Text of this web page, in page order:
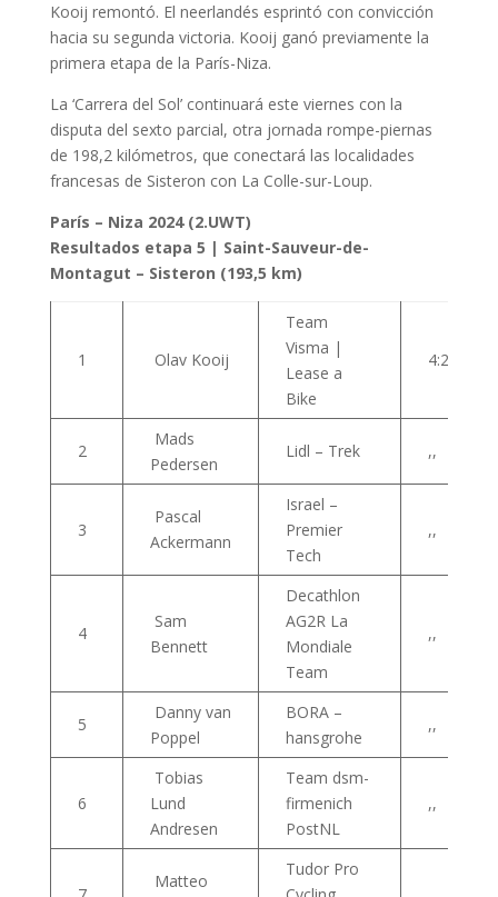
Kooij remontó. El neerlandés esprintó con convicción
hacia su segunda victoria. Kooij ganó previamente la
primera etapa de la París-Niza.
La ‘Carrera del Sol’ continuará este viernes con la
disputa del sexto parcial, otra jornada rompe-piernas
de 198,2 kilómetros, que conectará las localidades
francesas de Sisteron con La Colle-sur-Loup.
París – Niza 2024 (2.UWT)
Resultados etapa 5 | Saint-Sauveur-de-
Montagut – Sisteron (193,5 km)
1 Olav Kooij
Team
Visma |
Lease a
Bike
4:23:44
2
Mads
Pedersen
Lidl – Trek ,,
3
Pascal
Ackermann
Israel –
Premier
Tech
,,
4
Sam
Bennett
Decathlon
AG2R La
Mondiale
Team
,,
5
Danny van
Poppel
BORA –
hansgrohe
,,
6
Tobias
Lund
Andresen
Team dsm-
firmenich
PostNL
,,
Matteo
Tudor Pro